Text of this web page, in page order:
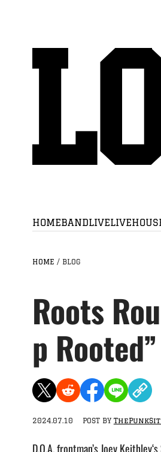
HOMEBANDLIVE
HOME / BLOG
Roots
p Rooted”
2024.07.10 POST BY
D.O.A. frontman’s Joey